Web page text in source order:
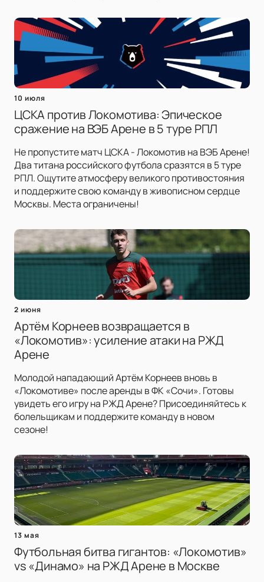
10 июля
ЦСКА против Локомотива: Эпическое
сражение на ВЭБ Арене в 5 туре РПЛ
Не пропустите матч ЦСКА - Локомотив на ВЭБ Арене!
Два титана российского футбола сразятся в 5 туре
РПЛ. Ощутите атмосферу великого противостояния
и поддержите свою команду в живописном сердце
Москвы. Места ограничены!
2 июня
Артём Корнеев возвращается в
«Локомотив»: усиление атаки на РЖД
Арене
Молодой нападающий Артём Корнеев вновь в
«Локомотиве» после аренды в ФК «Сочи». Готовы
увидеть его игру на РЖД Арене? Присоединяйтесь к
болельщикам и поддержите команду в новом
сезоне!
13 мая
Футбольная битва гигантов: «Локомотив»
vs «Динамо» на РЖД Арене в Москве